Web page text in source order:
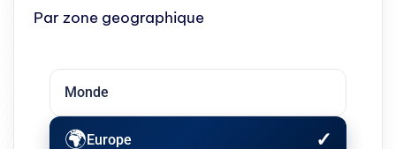
Par zone geographique
Monde
Europe